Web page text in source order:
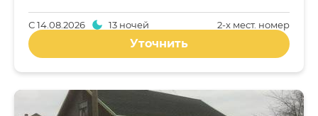
2-x мест. номер
С14.08.2026 13 ночей
Уточнить